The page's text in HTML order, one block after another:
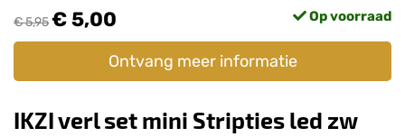
€ 5,95€ 5,00 Op voorraad
Ontvang meer informatie
IKZI verl set mini Stripties led zw